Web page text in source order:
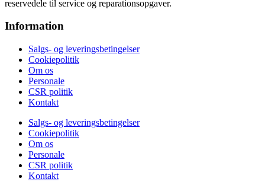
reservedele til service og reparationsopgaver.
Information
Salgs- og leveringsbetingelser
Cookiepolitik
Om os
Personale
CSR politik
Kontakt
Salgs- og leveringsbetingelser
Cookiepolitik
Om os
Personale
CSR politik
Kontakt